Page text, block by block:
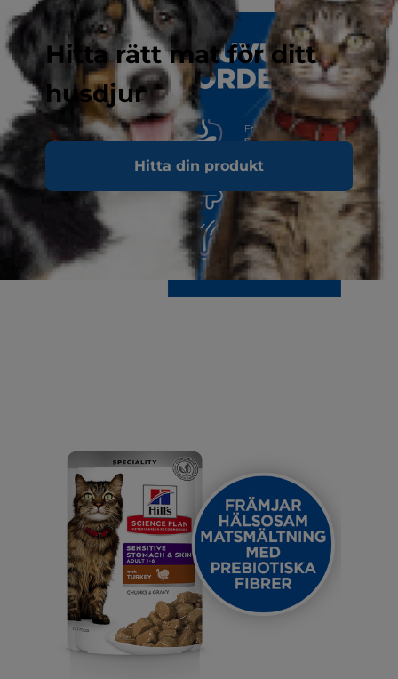
Hitta rätt mat för ditt
husdjur
Hitta din produkt